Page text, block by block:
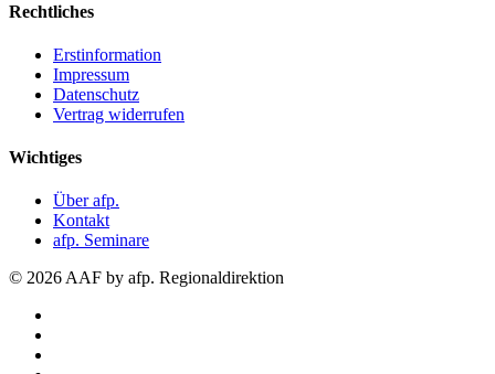
Rechtliches
Erstinformation
Impressum
Datenschutz
Vertrag widerrufen
Wichtiges
Über afp.
Kontakt
afp. Seminare
© 2026 AAF by afp. Regionaldirektion